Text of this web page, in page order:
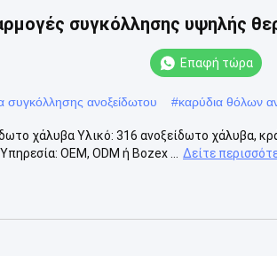
συγκόλλησης υψηλής
Επαφή τώρα
συγκόλλησης ανοξείδωτου #καρύδια θόλων
χάλυβα Υλικό: 316 ανοξείδωτο χάλυβα,
OEM, ODM ή Bozex ...
Δείτε